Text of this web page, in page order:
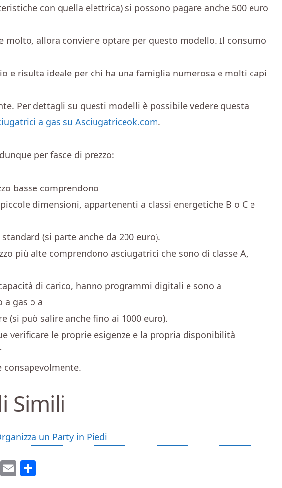
con quella elettrica) si possono pagare anche 500 euro
molto, allora conviene optare per questo modello. Il consumo
e risulta ideale per chi ha una famiglia numerosa e molti capi
Per dettagli su questi modelli è possibile vedere questa
a gas su Asciugatriceok.com.
per fasce di prezzo:
basse comprendono
dimensioni, appartenenti a classi energetiche B o C e
(si parte anche da 200 euro).
più alte comprendono asciugatrici che sono di classe A,
di carico, hanno programmi digitali e sono a
a gas o a
(si può salire anche fino ai 1000 euro).
verificare le proprie esigenze e la propria disponibilità
consapevolmente.
Simili
un Party in Piedi
Pi E